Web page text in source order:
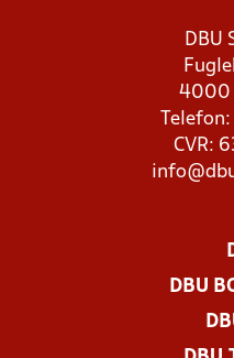
DBU
4000
CVR:
DBU